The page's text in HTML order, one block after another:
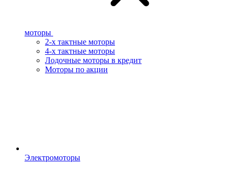
моторы
2-х тактные моторы
4-х тактные моторы
Лодочные моторы в кредит
Моторы по акции
Электромоторы